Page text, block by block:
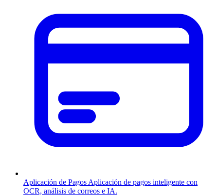
Aplicación de Pagos Aplicación de pagos inteligente con
OCR, análisis de correos e IA.